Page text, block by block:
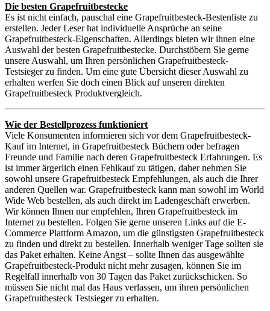
Die besten Grapefruitbestecke
Es ist nicht einfach, pauschal eine Grapefruitbesteck-Bestenliste zu
erstellen. Jeder Leser hat individuelle Ansprüche an seine
Grapefruitbesteck-Eigenschaften. Allerdings bieten wir ihnen eine
Auswahl der besten Grapefruitbestecke. Durchstöbern Sie gerne
unsere Auswahl, um Ihren persönlichen Grapefruitbesteck-
Testsieger zu finden. Um eine gute Übersicht dieser Auswahl zu
erhalten werfen Sie doch einen Blick auf unseren direkten
Grapefruitbesteck Produktvergleich.
Wie der Bestellprozess funktioniert
Viele Konsumenten informieren sich vor dem Grapefruitbesteck-
Kauf im Internet, in Grapefruitbesteck Büchern oder befragen
Freunde und Familie nach deren Grapefruitbesteck Erfahrungen. Es
ist immer ärgerlich einen Fehlkauf zu tätigen, daher nehmen Sie
sowohl unsere Grapefruitbesteck Empfehlungen, als auch die Ihrer
anderen Quellen war. Grapefruitbesteck kann man sowohl im World
Wide Web bestellen, als auch direkt im Ladengeschäft erwerben.
Wir können Ihnen nur empfehlen, Ihren Grapefruitbesteck im
Internet zu bestellen. Folgen Sie gerne unseren Links auf die E-
Commerce Plattform Amazon, um die günstigsten Grapefruitbesteck
zu finden und direkt zu bestellen. Innerhalb weniger Tage sollten sie
das Paket erhalten. Keine Angst – sollte Ihnen das ausgewählte
Grapefruitbesteck-Produkt nicht mehr zusagen, können Sie im
Regelfall innerhalb von 30 Tagen das Paket zurückschicken. So
müssen Sie nicht mal das Haus verlassen, um ihren persönlichen
Grapefruitbesteck Testsieger zu erhalten.